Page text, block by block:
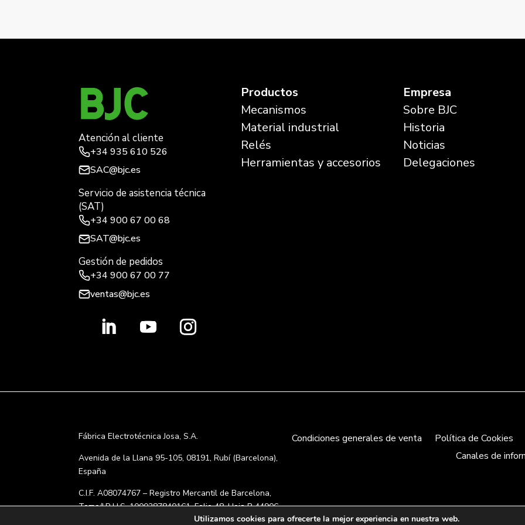
Atención al cliente
+34935 610 526
SAC@bjc.es
Servicio de asistencia técnica
(SAT)
+34900 67 00 68
SAT@bjc.es
Gestión de pedidos
+34 900 67 00 77
ventas@bjc.es
Productos
Mecanismos
Material industrial
Relés
Herramientas y accesorios
Empresa
Sobre BJC
Historia
Noticias
Delegaciones
Fábrica Electrotécnica Josa, S.A.
Avenida de la Llana 95-105, 08191, Rubí (Barcelona),
España
C.I.F. A08074767 – Registro Mercantil de Barcelona,
Tomo/I.R.U.S. 1000287840161, Folio 48, Hoja B 44906,
Condiciones generales de venta
Política de Cookies
Canales de
Utilizamos cookies para ofrecerte la mejor experiencia en nuestra web.